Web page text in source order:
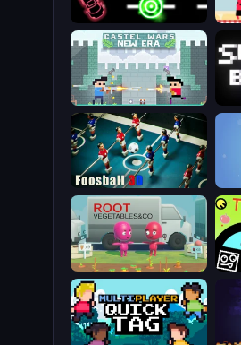
Glowit - Two Players
Castle Wars: New Era
Foosball 3D
Root Vegetables & Co